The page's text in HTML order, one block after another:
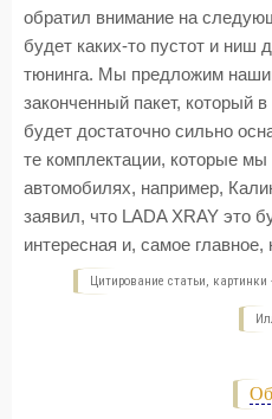
обратил внимание на
будет каких-то пустот и ниш
тюнинга. Мы предложим
законченный пакет, который
будет достаточно сильно
те комплектации, которые
автомобилях, например,
заявил, что LADA XRAY это
интересная и, самое главное,
Цитирование статьи,